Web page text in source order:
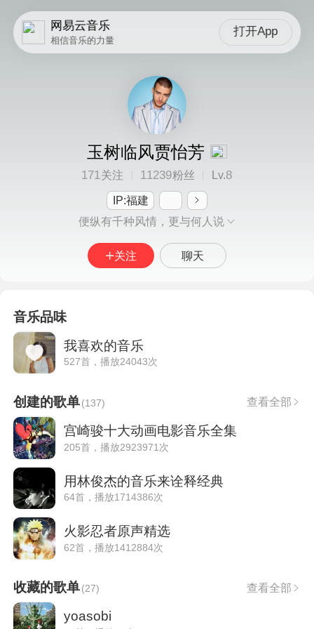
网易云音乐
相信音乐的力量
打开App
玉树临风贾怡芳
171关注 11239粉丝 Lv.8
IP:福建
便纵有千种风情，更与何人说
关注 聊天
音乐品味
我喜欢的音乐
527首，播放24043次
创建的歌单(137) 查看全部
宫崎骏十大动画电影音乐全集
205首，播放2923971次
用林俊杰的音乐来诠释经典
64首，播放1714386次
火影忍者原声精选
62首，播放1412884次
收藏的歌单(27) 查看全部
yoasobi